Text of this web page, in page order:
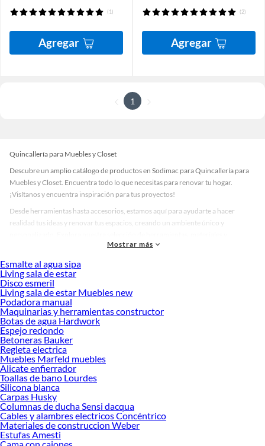
(1)
Agregar
(2)
Agregar
1
Quincallería para Muebles y Closet
Descubre un amplio catálogo de productos en Sodimac para Quincallería para
Muebles y Closet. Encuentra todo lo que necesitas para renovar tu hogar.
¡Visítanos y encuentra inspiración para tus proyectos!
Desde herramientas hasta accesorios, estamos aquí para ayudarte a hacer
realidad tus ideas y renovar tus espacios, creando un ambiente único y
accesorios de calidad que te ayudarán a crear un espacio más tú.
Desde remodelaciones hasta proyectos de decoración, estamos aquí para hacer
tus ideas realidad. ¡Visítanos y encuentra todo lo que tenemos para ofrecerte en
Quincallería para Muebles y Closet!
Explora la variedad de productos de Quincallería para Muebles y Closet
en Sodimac
Herramientas, materiales y accesorios de calidad para tus proyectos y
renovación de espacios. ¡Visítanos y descubre todo lo que tenemos para
ofrecerte!
Encuentra una amplia variedad de productos de Quincallería para Muebles y
Closet en Sodimac. Encuentra todo lo necesario para tus proyectos de
renovación y decoración. ¡Visítanos y haz tus ideas realidad!
Mostrar más
Esmalte al agua sipa
Living sala de estar
Disco esmeril
Living sala de estar Muebles new
Podadora manual
Maquinarias y herramientas constructor
Botas de agua Hardwork
Espejo redondo
Betoneras Bauker
Regleta electrica
Muebles Marfeld muebles
Alicate enfierrador
Toallas de bano Lourdes
Silicona blanca
Carpas Husky
Columnas de ducha Sensi dacqua
Cables y alambres electricos Concéntrico
Materiales de construccion Weber
Estufas Amesti